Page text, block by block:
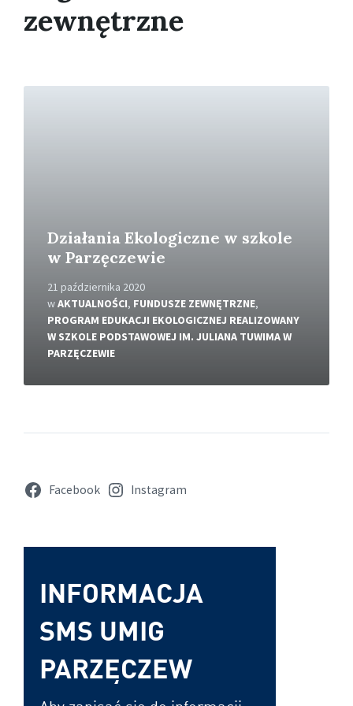
zewnętrzne
Działania Ekologiczne w szkole
w Parzęczewie
21 października 2020
wAKTUALNOŚCI, FUNDUSZE ZEWNĘTRZNE,
PROGRAM EDUKACJI EKOLOGICZNEJ REALIZOWANY
W SZKOLE PODSTAWOWEJ IM. JULIANA TUWIMA W
PARZĘCZEWIE
Facebook Instagram